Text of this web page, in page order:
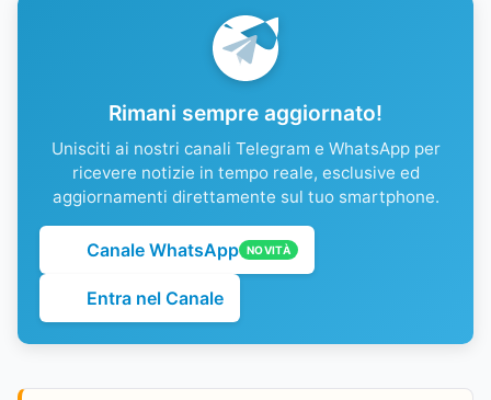
Rimani sempre aggiornato!
Unisciti ai nostri canali Telegram e WhatsApp per
ricevere notizie in tempo reale, esclusive ed
aggiornamenti direttamente sul tuo smartphone.
Canale WhatsApp NOVITÀ
Entra nel Canale